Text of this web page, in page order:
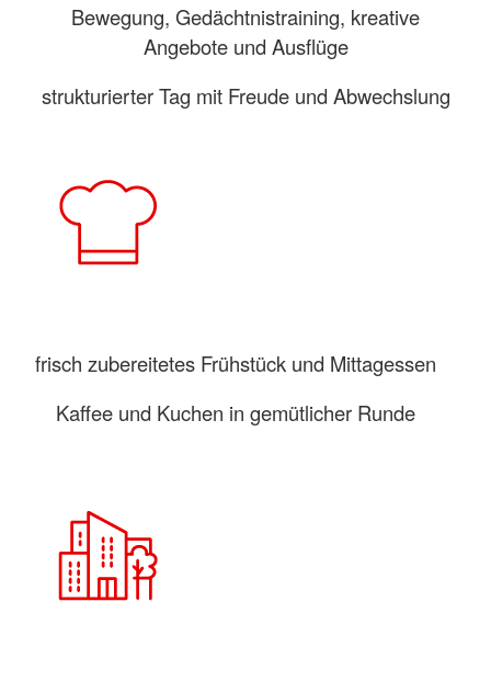
Bewegung, Gedächtnistraining, kreative
Angebote und Ausflüge
strukturierter Tag mit Freude und Abwechslung
frisch zubereitetes Frühstück und Mittagessen
Kaffee und Kuchen in gemütlicher Runde